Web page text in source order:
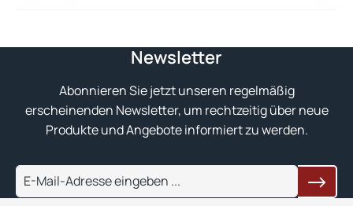
Newsletter
Abonnieren Sie jetzt unseren regelmäßig
erscheinenden Newsletter, um rechtzeitig über neue
Produkte und Angebote informiert zu werden.